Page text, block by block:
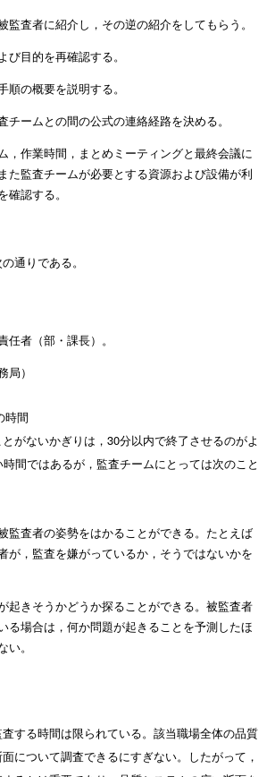
査者に紹介し，その逆の紹介をしてもらう。
目的を再確認する。
の概要を説明する。
ームとの間の公式の連絡経路を決める。
作業時間，まとめミーティングと最終会議に
た監査チームが必要とする資源および設備が利
確認する。
通りである。
者（部・課長）。
）
時間
がないかぎりは，30分以内で終了させるのがよ
間ではあるが，監査チームにとっては次のこと
査者の姿勢をはかることができる。たとえば
が，監査を嫌がっているか，そうではないかを
きそうかどうか探ることができる。被監査者
る場合は，何か問題が起きることを予測したほ
。
する時間は限られている。該当職場全体の品質
について調査できるにすぎない。したがって，